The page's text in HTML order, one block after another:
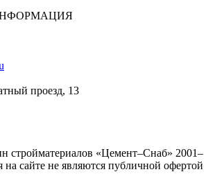
проезд, 13
стройматериалов «Цемент–Снаб» 2001–
сайте не являются публичной офертой